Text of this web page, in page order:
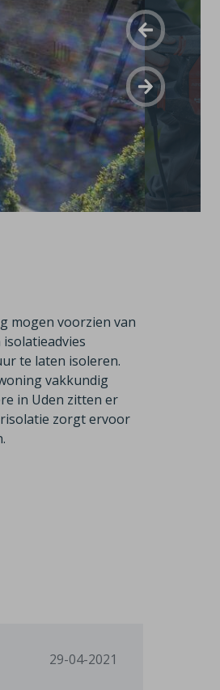
mogen voorzien van
te laten isoleren.
vakkundig
in Uden zitten er
zorgt ervoor
29-04-2021